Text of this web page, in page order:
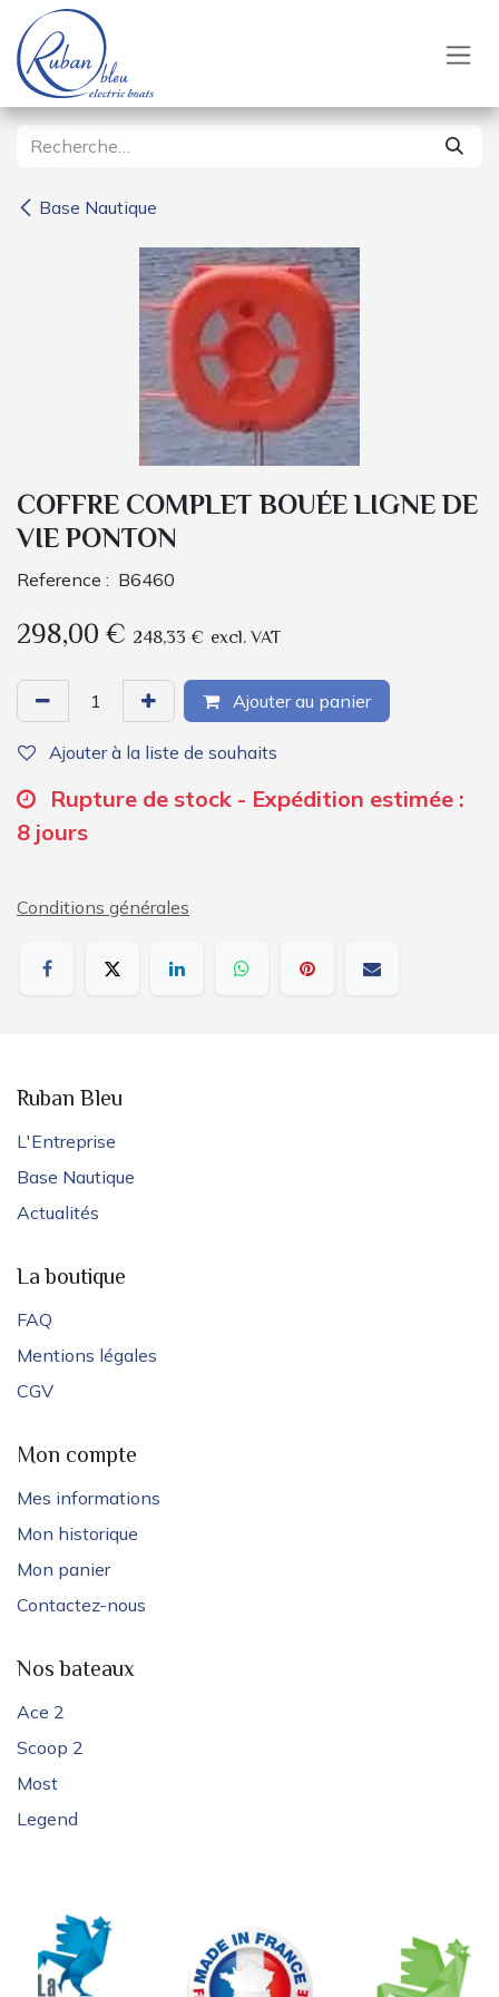
Se rendre au contenu
Base Nautique
COFFRE COMPLET BOUÉE LIGNE DE
VIE PONTON
Reference : B6460
298,00€ 248,33 € excl. VAT
Ajouter au panier
Ajouter à la liste de souhaits
Rupture de stock - Expédition estimée :
8 jours
Conditions générales
Ruban Bleu
L'Entreprise
Base Nautique
Actualités
La boutique
FAQ
Mentions légales
CGV
Mon compte
Mes informations
Mon historique
Mon panier
Contactez-nous
Nos bateaux
Ace 2
Scoop 2
Most
Legend